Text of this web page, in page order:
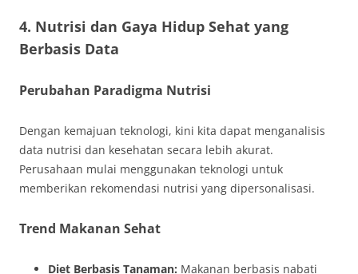
4. Nutrisi dan Gaya Hidup Sehat yang
Berbasis Data
Perubahan Paradigma Nutrisi
Dengan kemajuan teknologi, kini kita dapat menganalisis
data nutrisi dan kesehatan secara lebih akurat.
Perusahaan mulai menggunakan teknologi untuk
memberikan rekomendasi nutrisi yang dipersonalisasi.
Trend Makanan Sehat
Diet Berbasis Tanaman: Makanan berbasis nabati